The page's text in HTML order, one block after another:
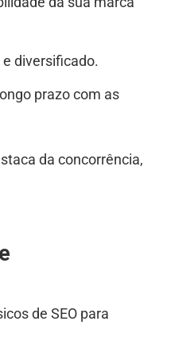
diversificado.
prazo com as
da concorrência,
de SEO para